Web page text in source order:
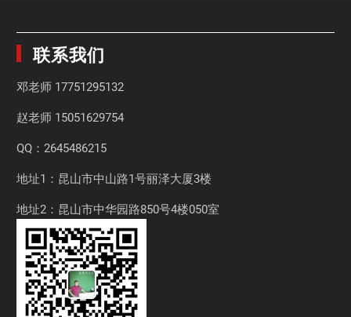
联系我们
邓老师 17751295132
赵老师 15051629754
QQ：2645486215
地址1：昆山市中山路1号丽泽大厦3楼
地址2：昆山市中华园路850号4楼050室